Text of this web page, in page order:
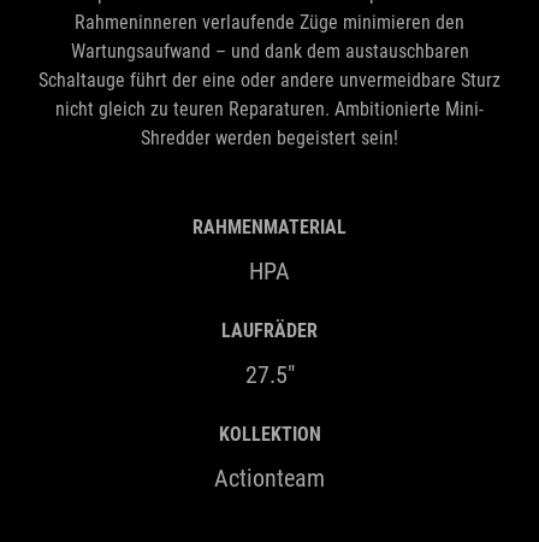
Rahmeninneren verlaufende Züge minimieren den
Wartungsaufwand – und dank dem austauschbaren
Schaltauge führt der eine oder andere unvermeidbare Sturz
nicht gleich zu teuren Reparaturen. Ambitionierte Mini-
Shredder werden begeistert sein!
RAHMENMATERIAL
HPA
LAUFRÄDER
27.5"
KOLLEKTION
Actionteam